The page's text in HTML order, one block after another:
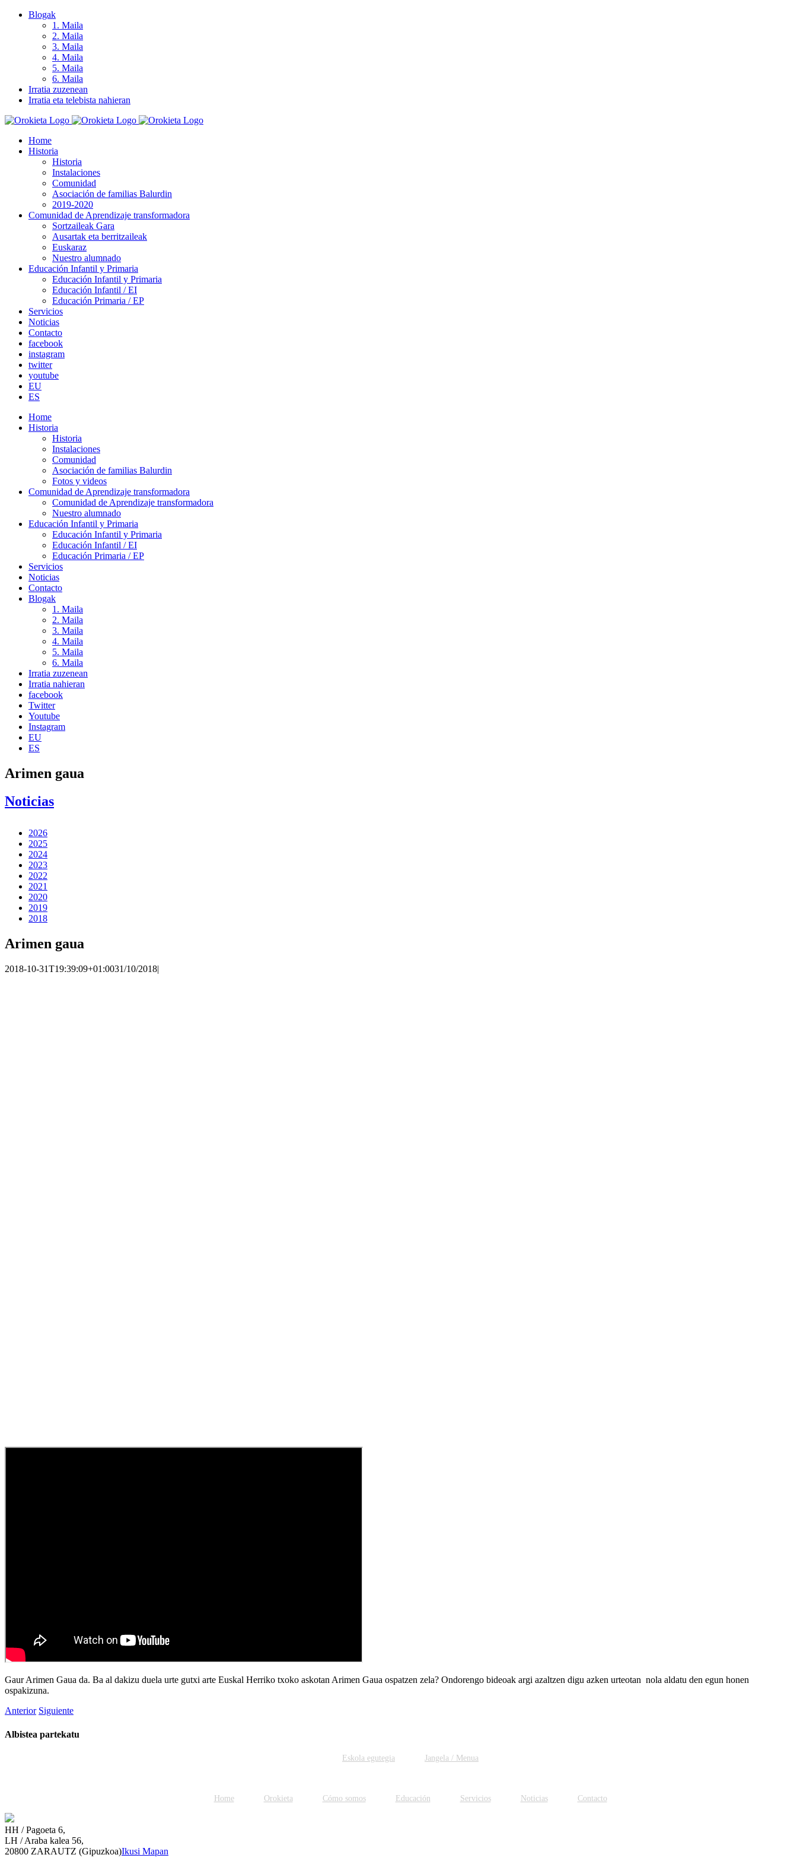
Skip
Blogak
1. Maila
2. Maila
3. Maila
4. Maila
5. Maila
6. Maila
Irratia zuzenean
Irratia eta telebista nahieran
Home
Historia
Historia
Instalaciones
Comunidad
Asociación de familias Balurdin
2019-2020
Comunidad de Aprendizaje transformadora
Sortzaileak Gara
Ausartak eta berritzaileak
Euskaraz
Nuestro alumnado
Educación Infantil y Primaria
Educación Infantil y Primaria
Educación Infantil / EI
Educación Primaria / EP
Servicios
Noticias
Contacto
facebook
instagram
twitter
youtube
EU
ES
Home
Historia
Historia
Instalaciones
Comunidad
Asociación de familias Balurdin
Fotos y videos
Comunidad de Aprendizaje transformadora
Comunidad de Aprendizaje transformadora
Nuestro alumnado
Educación Infantil y Primaria
Educación Infantil y Primaria
Educación Infantil / EI
Educación Primaria / EP
Servicios
Noticias
Contacto
Blogak
1. Maila
2. Maila
3. Maila
4. Maila
5. Maila
6. Maila
Irratia zuzenean
Irratia nahieran
facebook
Twitter
Youtube
Instagram
EU
ES
Arimen gaua
Noticias
2026
2025
2024
2023
2022
2021
2020
2019
2018
Arimen gaua
2018-10-31T19:39:09+01:0031/10/2018|
Gaur Arimen Gaua da. Ba al dakizu duela urte gutxi arte Euskal Herriko txoko askotan Arimen Gaua ospatzen zela? Ondorengo bideoak argi azaltzen digu azken urteotan nola aldatu den egun honen
ospakizuna.
Anterior Siguiente
Albistea partekatu
Eskola egutegia Jangela / Menua
Home Orokieta Cómo somos Educación Servicios Noticias Contacto
HH / Pagoeta 6,
LH / Araba kalea 56,
20800 ZARAUTZ (Gipuzkoa)Ikusi Mapan